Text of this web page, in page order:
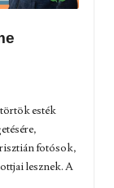
esték
fotósok,
lesznek. A